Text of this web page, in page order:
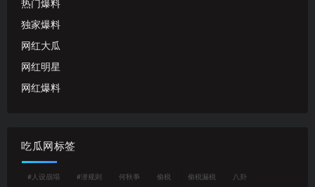
热门爆料
独家爆料
网红大瓜
网红明星
网红爆料
吃瓜网标签
#人设崩塌 #潜规则 何秋亊 偷税 偷税漏税 八卦